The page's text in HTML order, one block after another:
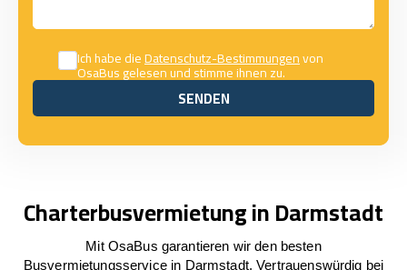
Ich habe dieDatenschutz-Bestimmungenvon
OsaBus gelesen und stimme ihnen zu.
SENDEN
SENDEN
Charterbusvermietung in Darmstadt
Mit OsaBus garantieren wir den besten
Busvermietungsservice in Darmstadt. Vertrauenswürdig bei